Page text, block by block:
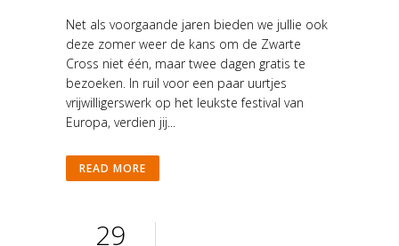
Net als voorgaande jaren bieden we jullie ook
deze zomer weer de kans om de Zwarte
Cross niet één, maar twee dagen gratis te
bezoeken. In ruil voor een paar uurtjes
vrijwilligerswerk op het leukste festival van
Europa, verdien jij...
READ MORE
29